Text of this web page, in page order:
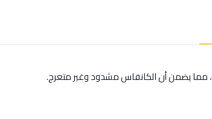
مما يضمن أن الكانفاس مشدود وغير متعرج.